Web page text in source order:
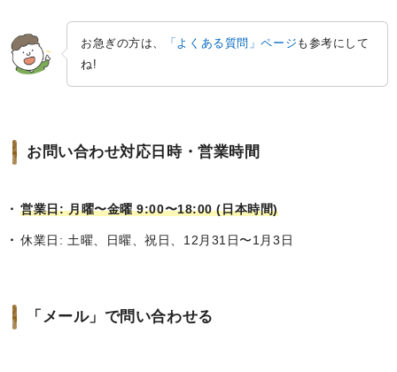
お急ぎの方は、 「よくある質問」ページ も参考にして
ね!
お問い合わせ対応日時・営業時間
営業日: 月曜〜金曜 9:00〜18:00 (日本時間)
休業日: 土曜、日曜、祝日、12月31日〜1月3日
「メール」で問い合わせる